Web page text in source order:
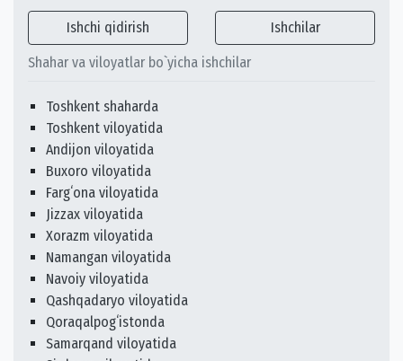
Ishchi qidirish Ishchilar
Shahar va viloyatlar bo`yicha ishchilar
Toshkent shaharda
Toshkent viloyatida
Andijon viloyatida
Buxoro viloyatida
Fargʻona viloyatida
Jizzax viloyatida
Xorazm viloyatida
Namangan viloyatida
Navoiy viloyatida
Qashqadaryo viloyatida
Qoraqalpogʻistonda
Samarqand viloyatida